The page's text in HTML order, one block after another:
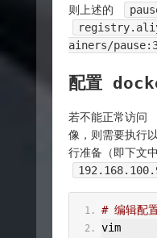
则上述的
ainers/
配置
若不能正常访问
像，则需要执行
行准备（即下文
# 编辑配
vim